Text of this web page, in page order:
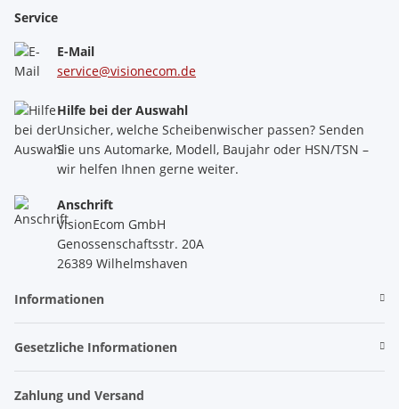
Service
E-Mail
service@visionecom.de
Hilfe bei der Auswahl
Unsicher, welche Scheibenwischer passen? Senden
Sie uns Automarke, Modell, Baujahr oder HSN/TSN –
wir helfen Ihnen gerne weiter.
Anschrift
VisionEcom GmbH
Genossenschaftsstr. 20A
26389 Wilhelmshaven
Informationen
Gesetzliche Informationen
Zahlung und Versand